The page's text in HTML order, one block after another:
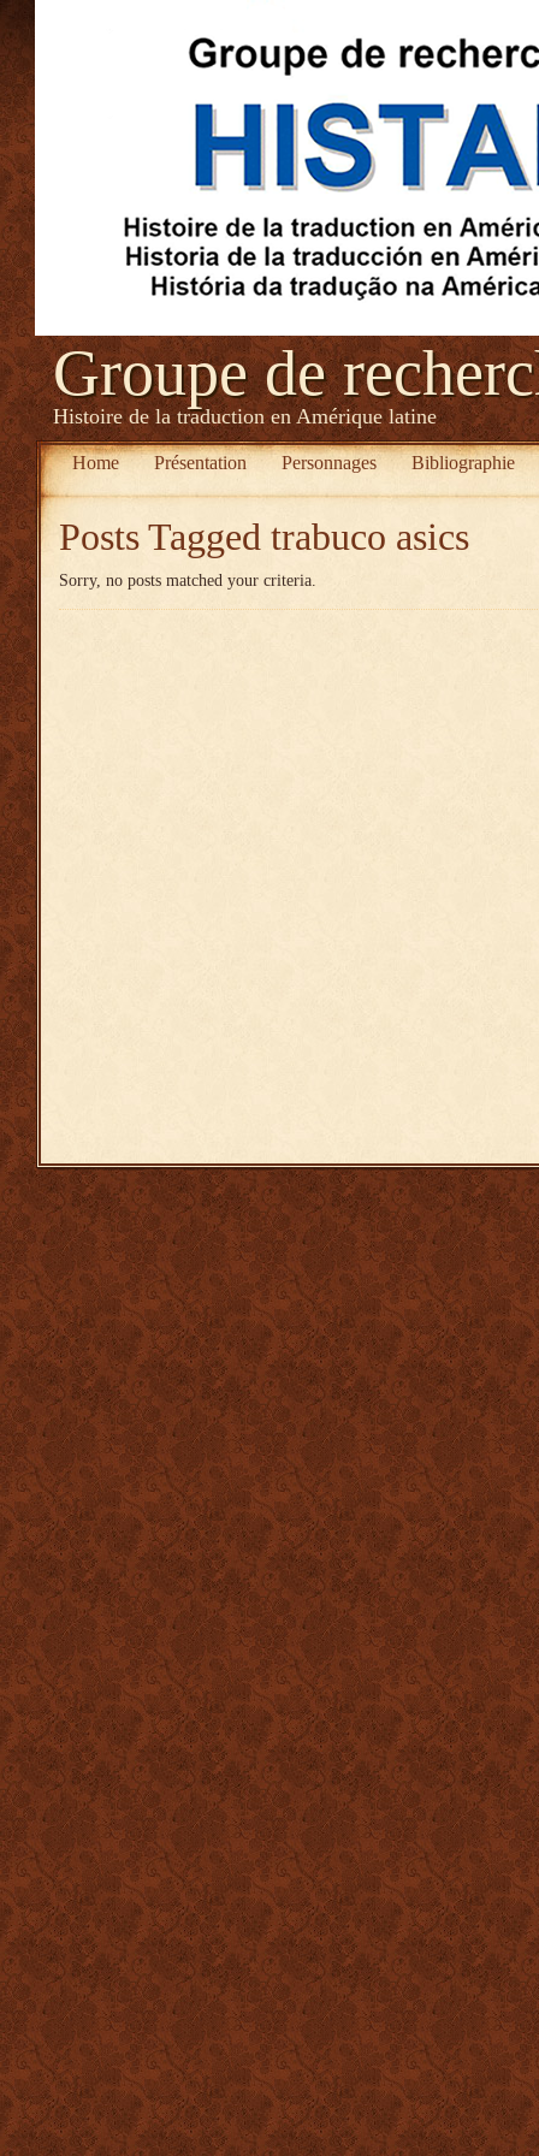
Groupe de
Histoire de la traduction en Amérique latine
Home Présentation Personnages Bibliographie
Posts Tagged trabuco asics
Sorry, no posts matched your criteria.